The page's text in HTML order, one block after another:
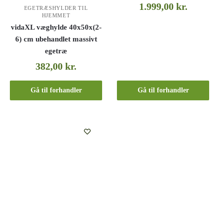
EGETRÆSHYLDER TIL
HJEMMET
vidaXL væghylde 40x50x(2-
6) cm ubehandlet massivt
egetræ
382,00kr.
Gå til forhandler
1.999,00 kr.
Gå til forhandler